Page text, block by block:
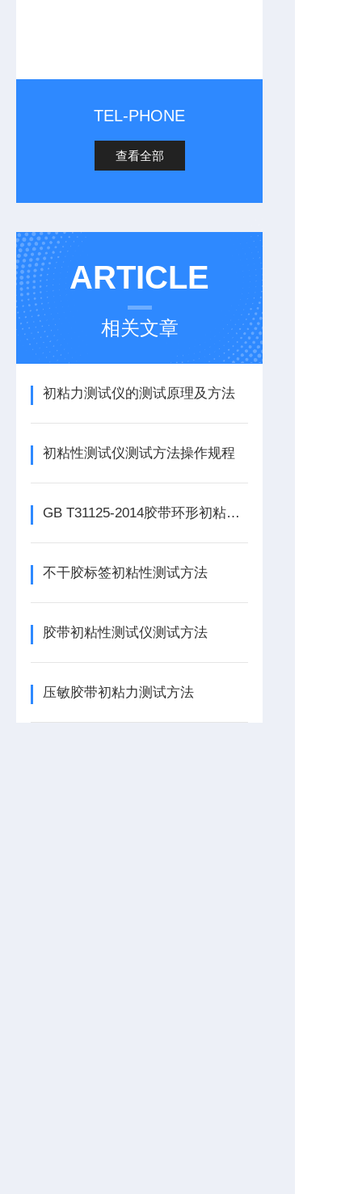
TEL-PHONE
查看全部
ARTICLE
相关文章
初粘力测试仪的测试原理及方法
初粘性测试仪测试方法操作规程
GB T31125-2014胶带环形初粘性测试方法
不干胶标签初粘性测试方法
胶带初粘性测试仪测试方法
压敏胶带初粘力测试方法